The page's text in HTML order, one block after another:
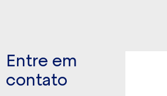
Entre em
contato